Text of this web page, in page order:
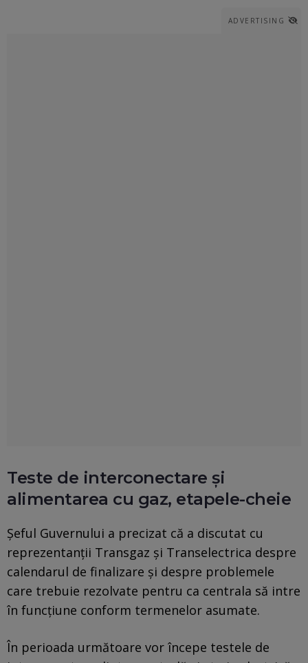
ADVERTISING
Teste de interconectare și
alimentarea cu gaz, etapele-cheie
Șeful Guvernului a precizat că a discutat cu
reprezentanții Transgaz și Transelectrica despre
calendarul de finalizare și despre problemele
care trebuie rezolvate pentru ca centrala să intre
în funcțiune conform termenelor asumate.
În perioada următoare vor începe testele de